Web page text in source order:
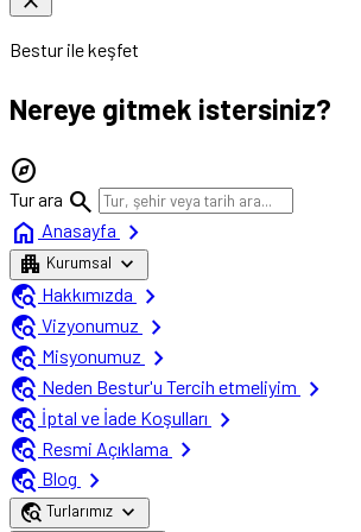
Bestur ile keşfet
Nereye gitmek istersiniz?
explore
Tur ara search
home Anasayfa chevron_right
apartment Kurumsal expand_more
travel_explore Hakkımızda
chevron_right
travel_explore Vizyonumuz
chevron_right
travel_explore Misyonumuz
chevron_right
travel_explore Neden Bestur'u Tercih etmeliyim
chevron_right
travel_explore İptal ve İade Koşulları
chevron_right
travel_explore Resmi Açıklama
chevron_right
travel_explore Blog chevron_right
travel_explore Turlarımız expand_more